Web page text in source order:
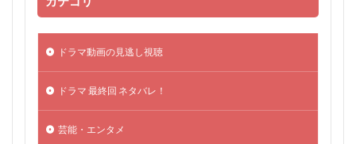
ドラマ動画の見逃し視聴
ドラマ 最終回 ネタバレ！
芸能・エンタメ